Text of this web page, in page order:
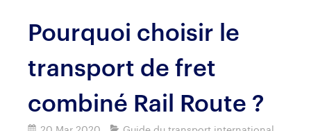
Pourquoi choisir le
transport de fret
combiné Rail Route ?